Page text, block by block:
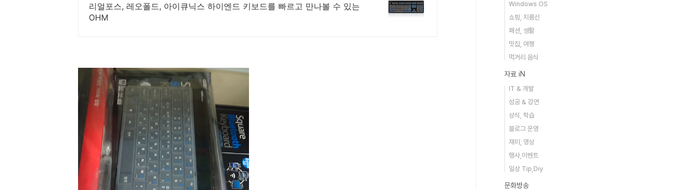
리얼포스, 레오폴드, 아이큐닉스 하이엔드 키보드를 빠르고 만나볼 수 있는
OHM
Windows OS
쇼핑, 지름신
패션, 생활
맛집, 여행
먹거리 음식
자료 iN
IT & 개발
성공 & 강연
상식, 학습
블로그 운영
재미, 영상
행사,이벤트
일상 Tip,Diy
문화방송